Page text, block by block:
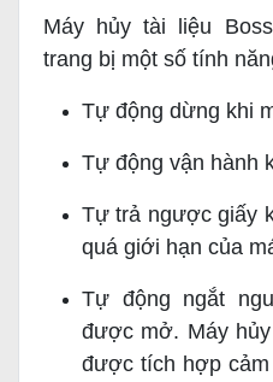
Máy hủy tài liệu
trang bị một số tính
Tự động dừng khi
Tự động vận hành
Tự trả ngược giấy
quá giới hạn của
Tự động ngắt
được mở. Máy
được tích hợp